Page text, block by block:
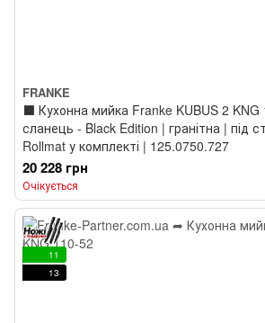
FRANKE
⬛️ Кухонна мийка Franke KUBUS 2 KNG
сланець - Black Edition | гранітна | під
Rollmat у комплекті | 125.0750.727
20 228 грн
Очікується
11
13